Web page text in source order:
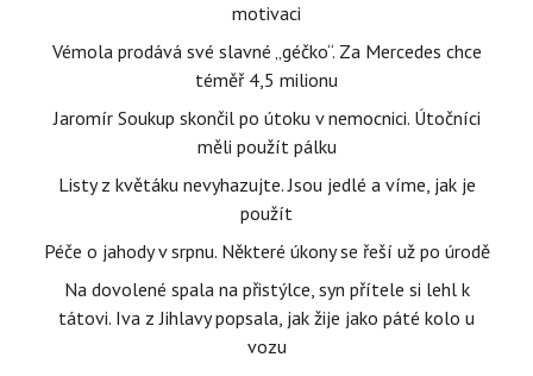
motivaci
Vémola prodává své slavné „géčko“. Za Mercedes chce
téměř 4,5 milionu
Jaromír Soukup skončil po útoku v nemocnici. Útočníci
měli použít pálku
Listy z květáku nevyhazujte. Jsou jedlé a víme, jak je
použít
Péče o jahody v srpnu. Některé úkony se řeší už po úrodě
Na dovolené spala na přistýlce, syn přítele si lehl k
tátovi. Iva z Jihlavy popsala, jak žije jako páté kolo u
vozu